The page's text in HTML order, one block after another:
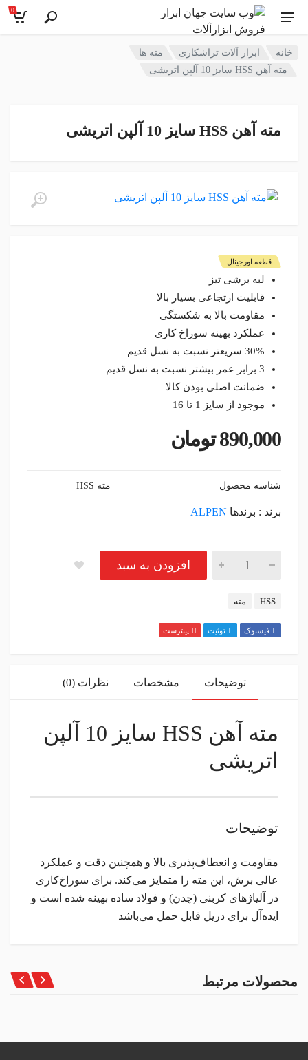
0
خانه ابزار آلات تراشکاری
مته ها
مته آهن HSS سایز 10 آلپن اتریشی
مته آهن HSS سایز 10 آلپن اتریشی
قطعه اورجینال
لبه برشی تیز
قابلیت ارتجاعی بسیار بالا
مقاومت بالا به شکستگی
عملکرد بهینه سوراخ کاری
30% سریعتر نسبت به نسل قدیم
3 برابر عمر بیشتر نسبت به نسل قدیم
ضمانت اصلی بودن کالا
موجود از سایز 1 تا 16
890,000 تومان
شناسه محصول مته HSS
برند : برندها ALPEN
افزودن به سبد
برچسب:
HSS مته
فیسبوک توئیت پینترست
توضیحات مشخصات نظرات (0)
مته آهن HSS سایز 10 آلپن
اتریشی
توضیحات
مقاومت و انعطاف‌پذیری بالا و همچنین دقت و عملکرد
عالی برش، این مته را متمایز می‌کند. برای سوراخ‌کاری
در آلیاژهای کربنی (چدن) و فولاد ساده بهینه شده است و
ایده‌آل برای دریل قابل حمل می‌باشد
محصولات مرتبط